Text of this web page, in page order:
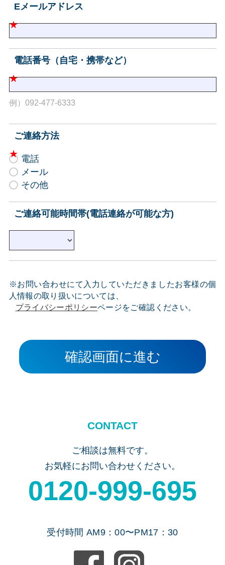
Eメールアドレス
電話番号（自宅・携帯など）
例）092-477-6333
ご連絡方法
電話
メール
その他
ご連絡可能時間帯(電話連絡が可能な方)
※お問い合わせにて入力していただきましたお客様の個
人情報の取り扱いについては、
プライバシーポリシーページをご確認ください。
確認画面に進む
CONTACT
ご相談は無料です。
お気軽にお問い合わせください。
0120-999-695
受付時間 AM9：00〜PM17：30